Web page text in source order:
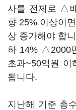
사를 전제로 △
향 25% 이상이
상 증가해야 합
하 14% △2000
초과~50억원
됩니다.
지난해 기준 총